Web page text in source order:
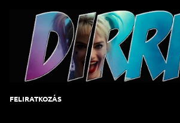
Ugrás a fő tartalomra
FELIRATKOZÁS